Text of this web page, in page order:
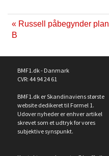
« Russell påbegynder plan
B
BMF1.dk - Danmark
CVR: 44 94 24 61
BMF1.dk er Skandinaviens største
website dedikeret til Formel 1.
Udover nyheder er enhver artikel
skrevet som et udtryk for vores
subjektive synspunkt.